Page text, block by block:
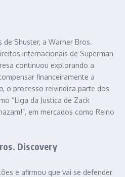
Shuster, a Warner Bros.
internacionais de Superman
continuou explorando a
financeiramente a
o processo reivindica parte dos
“Liga da Justiça de Zack
em mercados como Reino
Discovery
e afirmou que vai se defender